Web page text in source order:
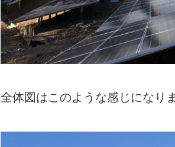
全体図はこのような感じになり